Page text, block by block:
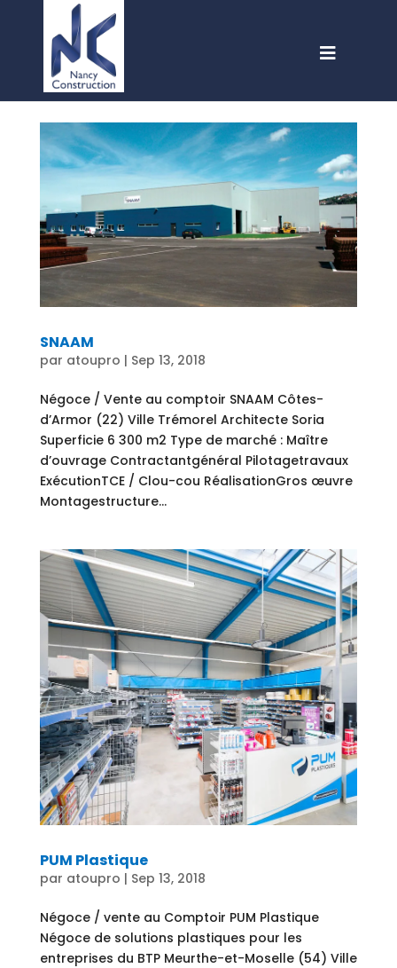
SNAAM
par atoupro | Sep 13, 2018
Négoce / Vente au comptoir SNAAM Côtes-
d’Armor (22) Ville Trémorel Architecte Soria
Superficie 6 300 m2 Type de marché : Maître
d’ouvrage Contractantgénéral Pilotagetravaux
ExécutionTCE / Clou-cou RéalisationGros œuvre
Montagestructure...
PUM Plastique
par atoupro | Sep 13, 2018
Négoce / vente au Comptoir PUM Plastique
Négoce de solutions plastiques pour les
entreprises du BTP Meurthe-et-Moselle (54) Ville